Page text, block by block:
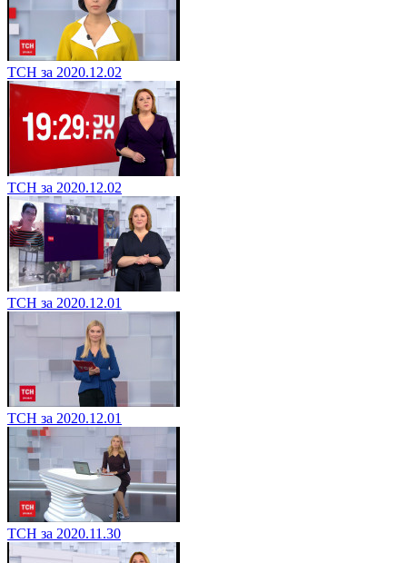
ТСН за 2020.12.02
ТСН за 2020.12.02
ТСН за 2020.12.01
ТСН за 2020.12.01
ТСН за 2020.11.30